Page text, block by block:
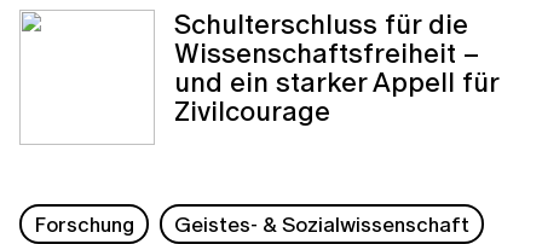
Schulterschluss für die
Wissenschaftsfreiheit –
und ein starker Appell für
Zivilcourage
Forschung
Geistes- & Sozialwissenschaft